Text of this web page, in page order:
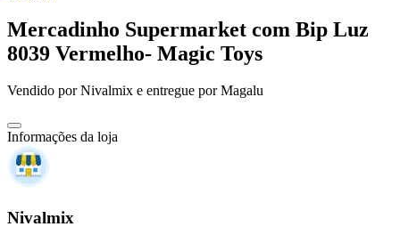
Mercadinho Supermarket com Bip Luz
8039 Vermelho- Magic Toys
Vendido porNivalmix e entregue por Magalu
Informações da loja
Nivalmix